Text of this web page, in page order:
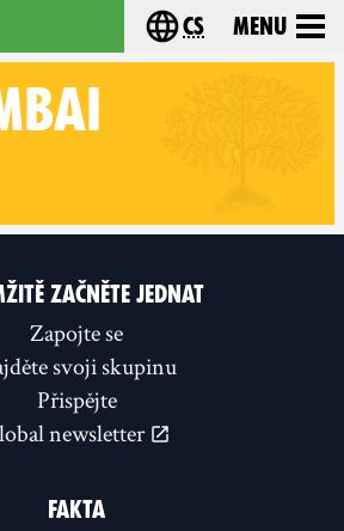
- Home Choose your
cs Menu
ZAČNĚTE JEDNAT
Zapojte se
svoji skupinu
Přispějte
newsletter
FAKTA